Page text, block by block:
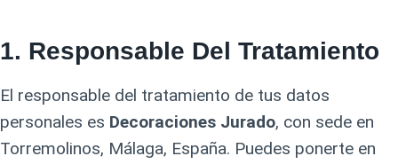
1. Responsable Del Tratamiento
El responsable del tratamiento de tus datos
personales es Decoraciones Jurado, con sede en
Torremolinos, Málaga, España. Puedes ponerte en